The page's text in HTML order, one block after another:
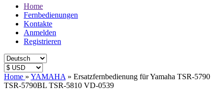
Home
Fernbedienungen
Kontakte
Anmelden
Registrieren
Home » YAMAHA » Ersatzfernbedienung für Yamaha TSR-5790
TSR-5790BL TSR-5810 VD-0539